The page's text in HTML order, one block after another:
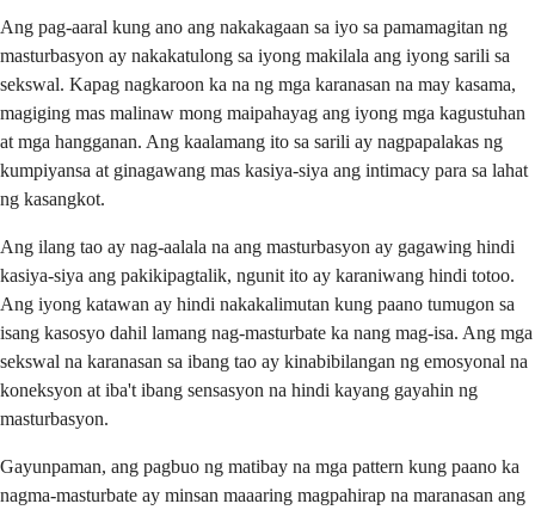
Ang pag-aaral kung ano ang nakakagaan sa iyo sa pamamagitan ng
masturbasyon ay nakakatulong sa iyong makilala ang iyong sarili sa
sekswal. Kapag nagkaroon ka na ng mga karanasan na may kasama,
magiging mas malinaw mong maipahayag ang iyong mga kagustuhan
at mga hangganan. Ang kaalamang ito sa sarili ay nagpapalakas ng
kumpiyansa at ginagawang mas kasiya-siya ang intimacy para sa lahat
ng kasangkot.
Ang ilang tao ay nag-aalala na ang masturbasyon ay gagawing hindi
kasiya-siya ang pakikipagtalik, ngunit ito ay karaniwang hindi totoo.
Ang iyong katawan ay hindi nakakalimutan kung paano tumugon sa
isang kasosyo dahil lamang nag-masturbate ka nang mag-isa. Ang mga
sekswal na karanasan sa ibang tao ay kinabibilangan ng emosyonal na
koneksyon at iba't ibang sensasyon na hindi kayang gayahin ng
masturbasyon.
Gayunpaman, ang pagbuo ng matibay na mga pattern kung paano ka
nagma-masturbate ay minsan maaaring magpahirap na maranasan ang